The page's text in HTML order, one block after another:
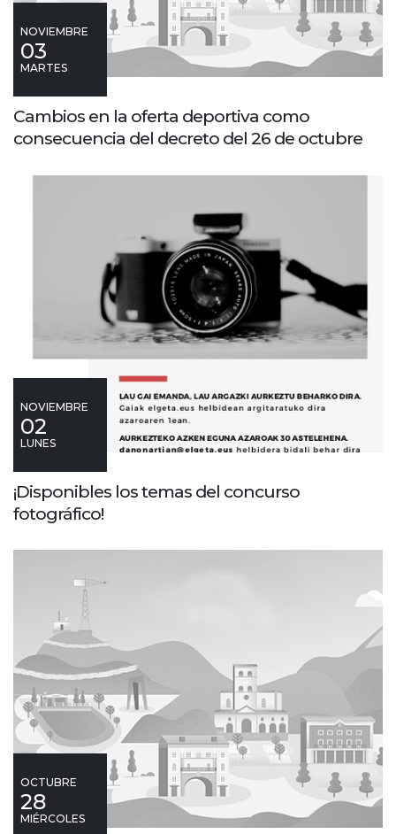
NOVIEMBRE
03
MARTES
Cambios en la oferta deportiva como
consecuencia del decreto del 26 de octubre
NOVIEMBRE
02
LUNES
¡Disponibles los temas del concurso
fotográfico!
OCTUBRE
28
MIÉRCOLES